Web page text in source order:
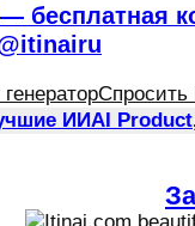
бесплатная
ИИAI Product